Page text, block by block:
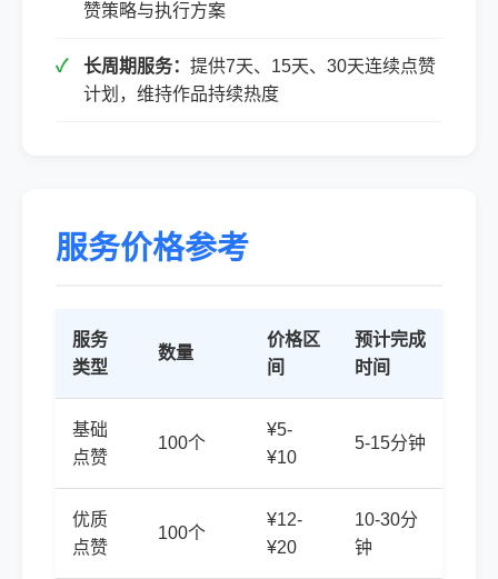
赞策略与执行方案
长周期服务： 提供7天、15天、30天连续点赞
计划，维持作品持续热度
服务价格参考
服务
类型
数量
价格区
间
预计完成
时间
基础
点赞
100个
¥5-
¥10
5-15分钟
优质
点赞
100个
¥12-
¥20
10-30分
钟